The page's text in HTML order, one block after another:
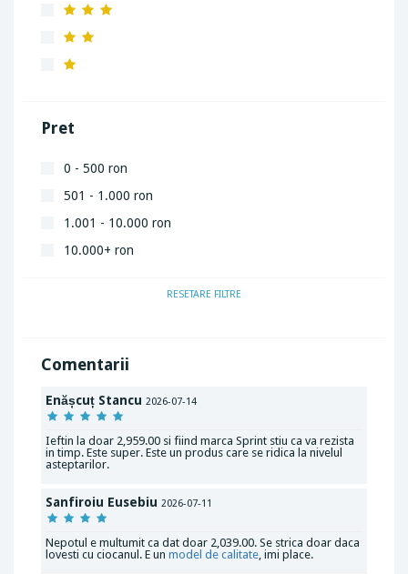
Pret
0 - 500 ron
501 - 1.000 ron
1.001 - 10.000 ron
10.000+ ron
RESETARE FILTRE
Comentarii
Enășcuț Stancu 2026-07-14
Ieftin la doar 2,959.00 si fiind marca Sprint stiu ca va rezista
in timp. Este super. Este un produs care se ridica la nivelul
asteptarilor.
Sanfiroiu Eusebiu 2026-07-11
Nepotul e multumit ca dat doar 2,039.00. Se strica doar daca
lovesti cu ciocanul. E un model de calitate, imi place.